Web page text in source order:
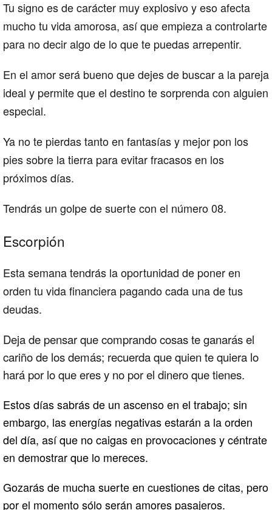
Tu signo es de carácter muy explosivo y eso afecta
mucho tu vida amorosa, así que empieza a controlarte
para no decir algo de lo que te puedas arrepentir.
En el amor será bueno que dejes de buscar a la pareja
ideal y permite que el destino te sorprenda con alguien
especial.
Ya no te pierdas tanto en fantasías y mejor pon los
pies sobre la tierra para evitar fracasos en los
próximos días.
Tendrás un golpe de suerte con el número 08.
Escorpión
Esta semana tendrás la oportunidad de poner en
orden tu vida financiera pagando cada una de tus
deudas.
Deja de pensar que comprando cosas te ganarás el
cariño de los demás; recuerda que quien te quiera lo
hará por lo que eres y no por el dinero que tienes.
Estos días sabrás de un ascenso en el trabajo; sin
embargo, las energías negativas estarán a la orden
del día, así que no caigas en provocaciones y céntrate
en demostrar que lo mereces.
Gozarás de mucha suerte en cuestiones de citas, pero
por el momento sólo serán amores pasajeros.